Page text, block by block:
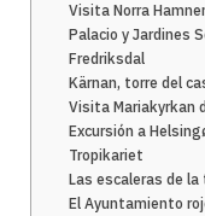
Visita Norra
Palacio y Jardines
Fredriksdal
Kärnan, torre del
Visita Mariakyrkan
Excursión a
Tropikariet
Las escaleras de
El Ayuntamiento